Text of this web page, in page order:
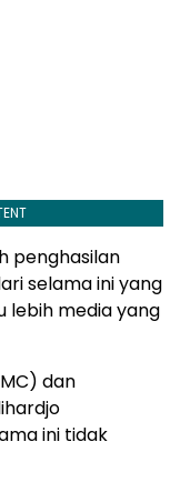
penghasilan
selama ini yang
lebih media yang
dan
ini tidak